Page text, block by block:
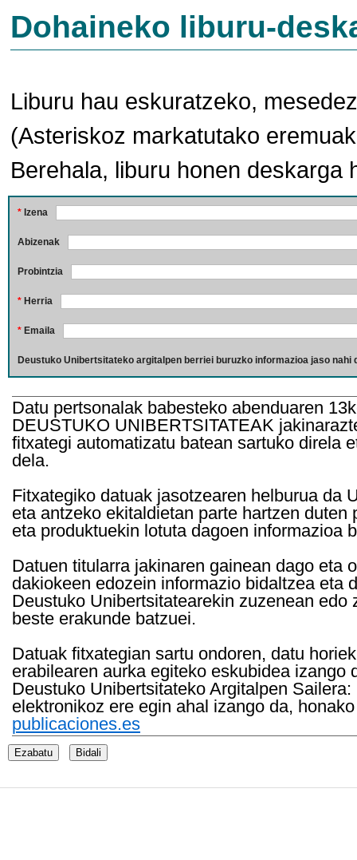
Dohaineko liburu-
Liburu hau eskuratzeko,
(Asteriskoz markatutako
Berehala, liburu honen deskarga
* Izena
Abizenak
Probintzia
* Herria
* Emaila
Deustuko Unibertsitateko argitalpen berriei buruzko informazioa jaso nahi
Datu pertsonalak babesteko abenduaren
DEUSTUKO UNIBERTSITATEAK
fitxategi automatizatu batean sartuko direla
dela.
Fitxategiko datuak jasotzearen helburua da
eta antzeko ekitaldietan parte hartzen
eta produktuekin lotuta dagoen informazioa
Datuen titularra jakinaren gainean dago eta
dakiokeen edozein informazio bidaltzea eta
Deustuko Unibertsitatearekin zuzenean
beste erakunde batzuei.
Datuak fitxategian sartu ondoren, datu
erabilearen aurka egiteko eskubidea
Deustuko Unibertsitateko Argitalpen
elektronikoz ere egin ahal izango da,
publicaciones.es
Ezabatu Bidali